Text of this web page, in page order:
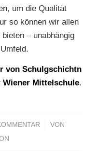
um die Qualität
so können wir allen
– unabhängig
von Schulgschichtn
Wiener Mittelschule.
/
VON